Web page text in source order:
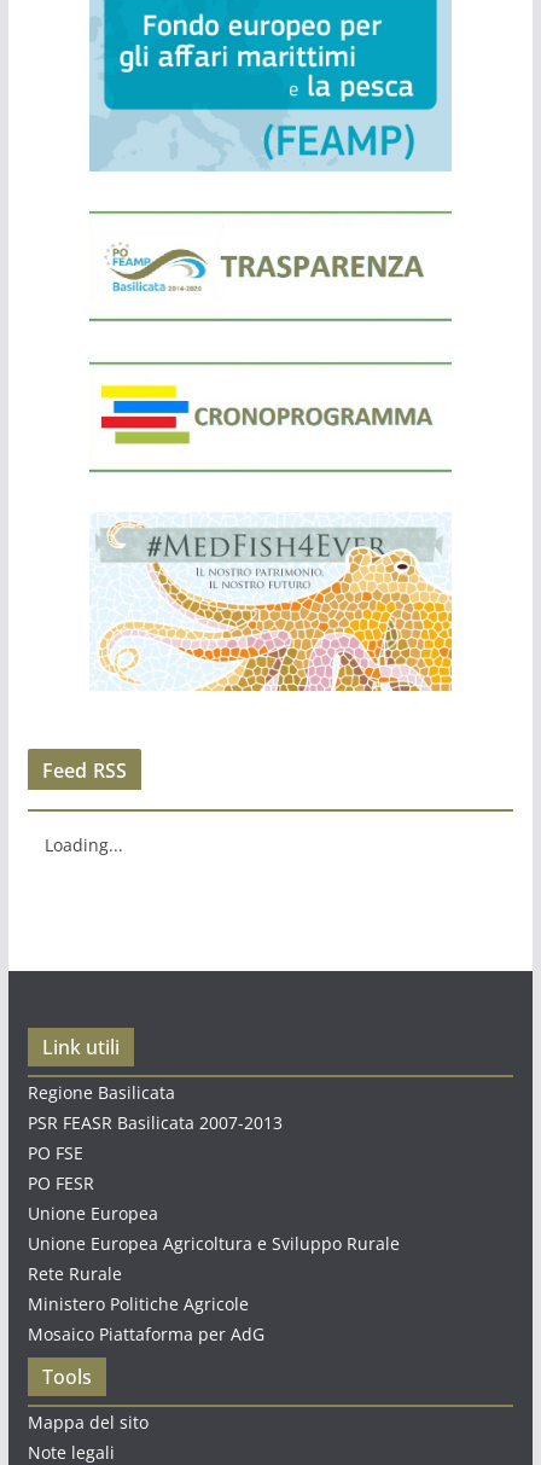
Feed RSS
Loading...
Link utili
Regione Basilicata
PSR FEASR Basilicata 2007-2013
PO FSE
PO FESR
Unione Europea
Unione Europea Agricoltura e Sviluppo Rurale
Rete Rurale
Ministero Politiche Agricole
Mosaico Piattaforma per AdG
Tools
Mappa del sito
Note legali